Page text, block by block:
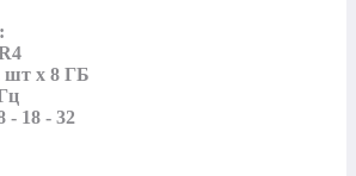
шт х 8 ГБ
- 18 - 32